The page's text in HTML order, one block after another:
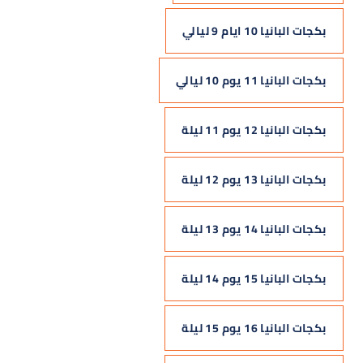
بكجات البانيا 10 ايام 9 ليالي
بكجات البانيا 11 يوم 10 ليالي
بكجات البانيا 12 يوم 11 ليلة
بكجات البانيا 13 يوم 12 ليلة
بكجات البانيا 14 يوم 13 ليلة
بكجات البانيا 15 يوم 14 ليلة
بكجات البانيا 16 يوم 15 ليلة